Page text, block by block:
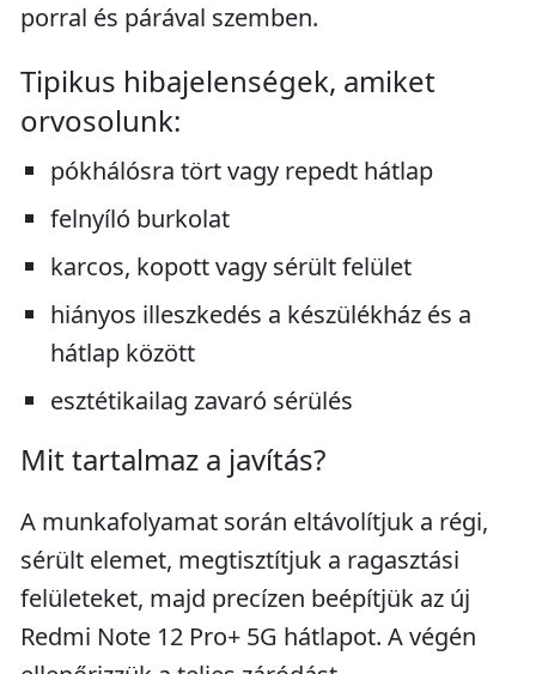
porral és párával szemben.
Tipikus hibajelenségek, amiket
orvosolunk:
pókhálósra tört vagy repedt hátlap
felnyíló burkolat
karcos, kopott vagy sérült felület
hiányos illeszkedés a készülékház és a
hátlap között
esztétikailag zavaró sérülés
Mit tartalmaz a javítás?
A munkafolyamat során eltávolítjuk a régi,
sérült elemet, megtisztítjuk a ragasztási
felületeket, majd precízen beépítjük az új
Redmi Note 12 Pro+ 5G hátlapot. A végén